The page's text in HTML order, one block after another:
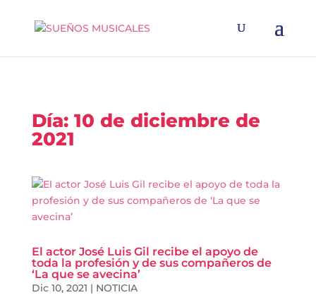
Día: 10 de diciembre de
2021
El actor José Luis Gil recibe el apoyo de
toda la profesión y de sus compañeros de
‘La que se avecina’
Dic 10, 2021 | NOTICIA